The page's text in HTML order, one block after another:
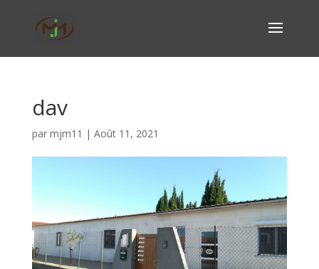
dav
par mjm11 | Août 11, 2021